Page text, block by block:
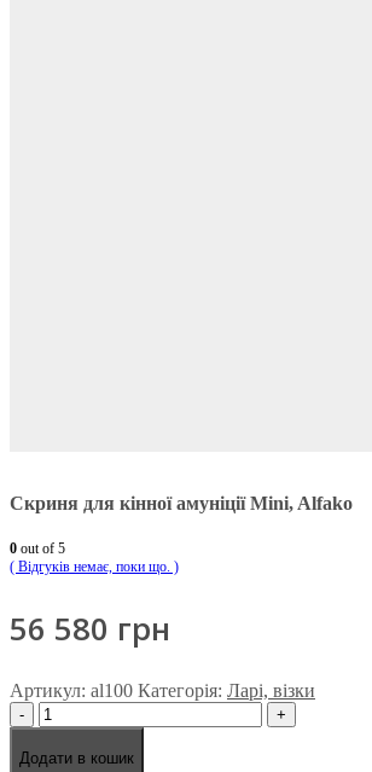
Скриня для кінної амуніції Mini, Alfako
0 out of 5
( Відгуків немає, поки що. )
56 580 грн
Артикул: al100 Категорія: Ларі, візки
- +
Додати в кошик